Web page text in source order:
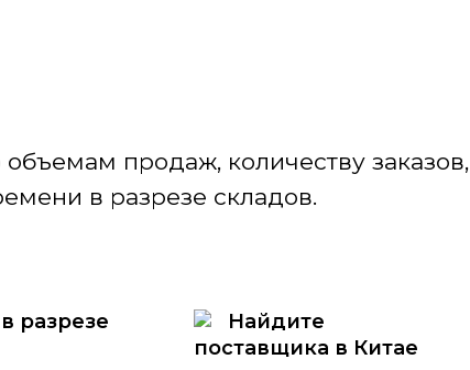
продаж, количеству заказов,
в разрезе складов.
разрезе
Найдите
поставщика в Китае